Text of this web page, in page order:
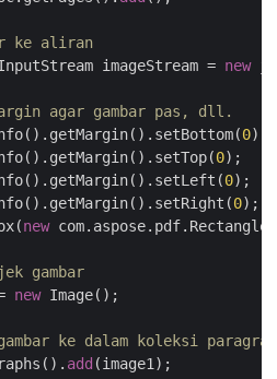
ke aliran
imageStream =
new
agar gambar pas, dll.
0);
0);
0);
0);
new com.aspose.pdf.Rectangle(
gambar
new Image();
ke dalam koleksi
add (image1);